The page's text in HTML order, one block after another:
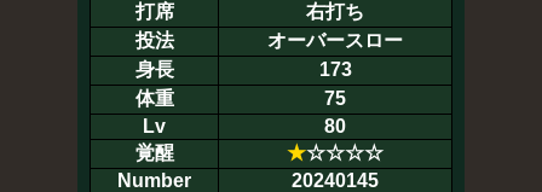
打席
右打ち
投法
オーバースロー
身長
173
体重
75
Lv
80
覚醒
★☆☆☆☆
Number
20240145